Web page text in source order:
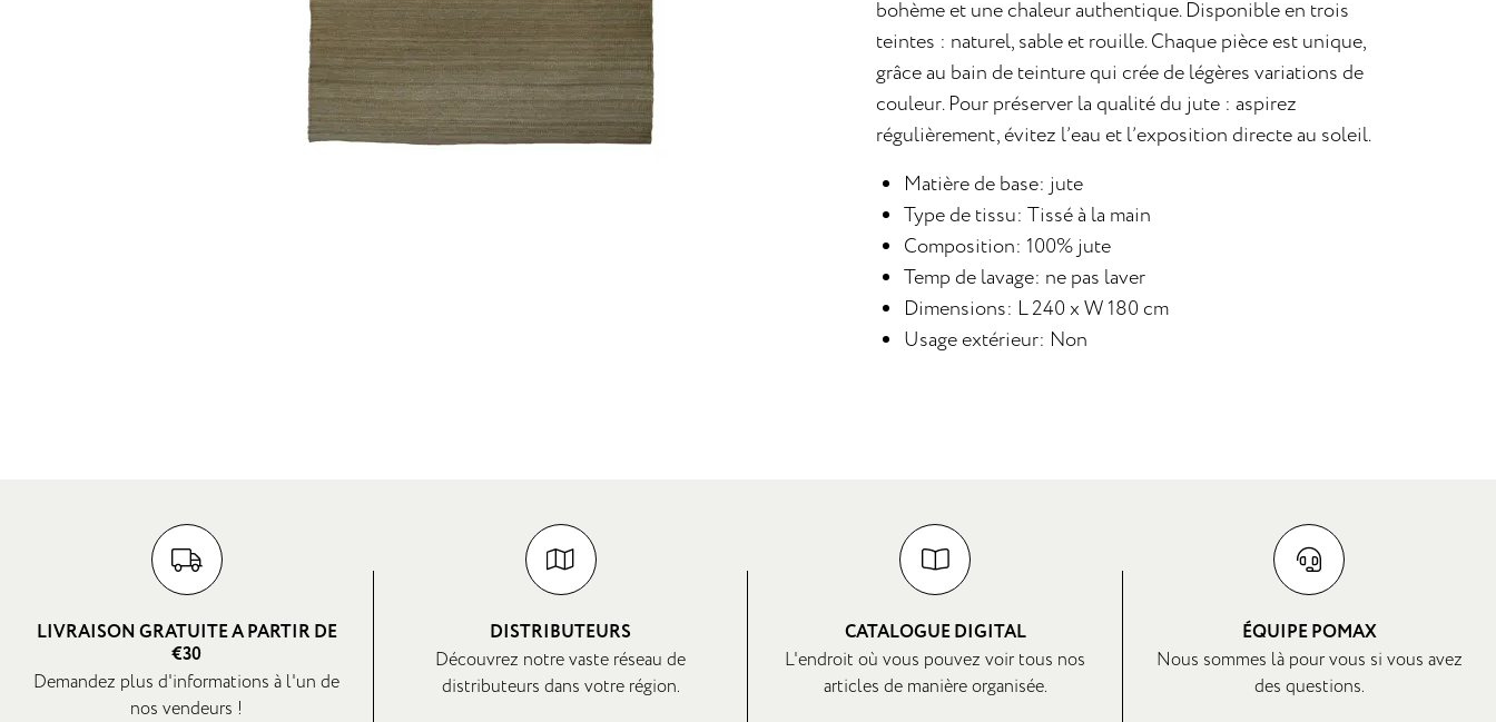
bohème et une chaleur authentique. Disponible en trois
teintes : naturel, sable et rouille. Chaque pièce est unique,
grâce au bain de teinture qui crée de légères variations de
couleur. Pour préserver la qualité du jute : aspirez
régulièrement, évitez l’eau et l’exposition directe au soleil.
Matière de base: jute
Type de tissu: Tissé à la main
Composition: 100% jute
Temp de lavage: ne pas laver
Dimensions: L 240 x W 180 cm
Usage extérieur: Non
LIVRAISON GRATUITE A PARTIR DE
€30
Demandez plus d'informations à l'un de
nos vendeurs !
DISTRIBUTEURS
Découvrez notre vaste réseau de
distributeurs dans votre région.
CATALOGUE DIGITAL
L'endroit où vous pouvez voir tous nos
articles de manière organisée.
ÉQUIPE POMAX
Nous sommes là pour vous si vous avez
des questions.